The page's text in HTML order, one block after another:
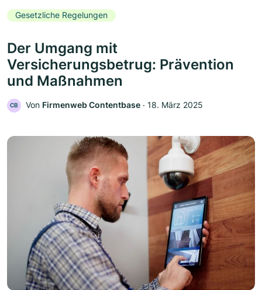
Gesetzliche Regelungen
Der Umgang mit
Versicherungsbetrug: Prävention
und Maßnahmen
CB Von Firmenweb Contentbase ‧ 18. März 2025